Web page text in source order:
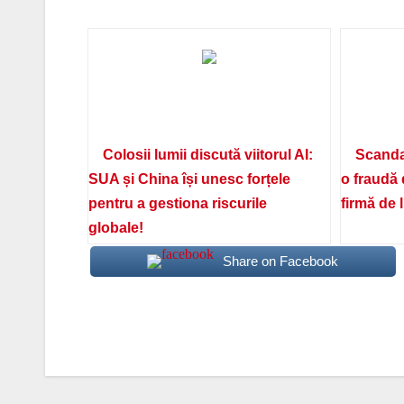
Colosii lumii discută viitorul AI:
SUA și China își unesc forțele
pentru a gestiona riscurile
globale!
o fraudă
firmă de
Share on Facebook